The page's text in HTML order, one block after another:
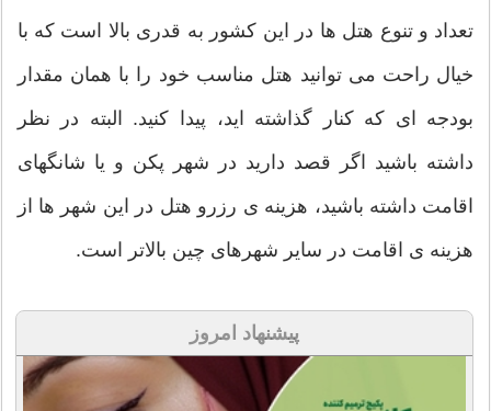
تعداد و تنوع هتل ها در این کشور به قدری بالا است که با
خیال راحت می توانید هتل مناسب خود را با همان مقدار
بودجه ای که کنار گذاشته اید، پیدا کنید. البته در نظر
داشته باشید اگر قصد دارید در شهر پکن و یا شانگهای
اقامت داشته باشید، هزینه ی رزرو هتل در این شهر ها از
هزینه ی اقامت در سایر شهرهای چین بالاتر است.
پیشنهاد امروز